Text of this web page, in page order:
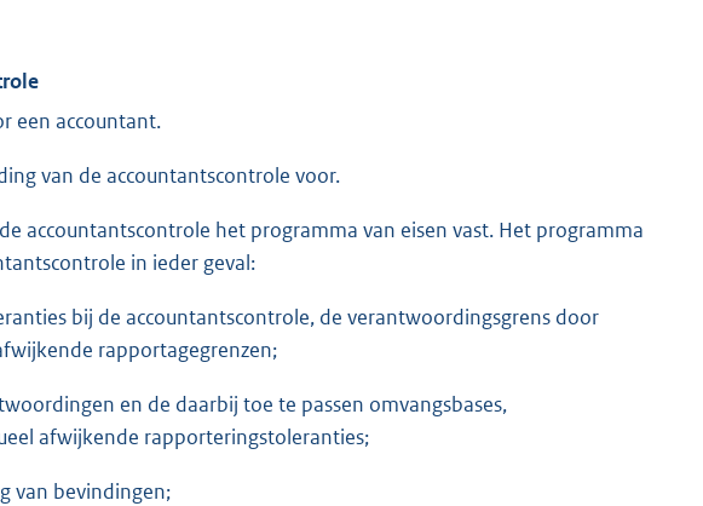
een accountant.
van de accountantscontrole voor.
accountantscontrole het programma van eisen vast. Het programma
in ieder geval:
bij de accountantscontrole, de verantwoordingsgrens door
rapportagegrenzen;
en de daarbij toe te passen omvangsbases,
afwijkende rapporteringstoleranties;
van bevindingen;